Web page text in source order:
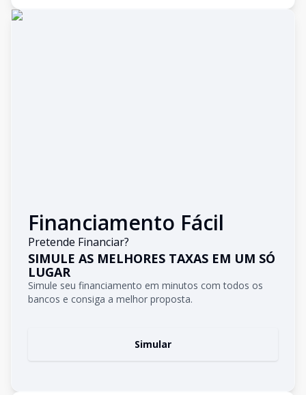
Financiamento Fácil
Pretende Financiar?
SIMULE AS MELHORES TAXAS EM UM SÓ
LUGAR
Simule seu financiamento em minutos com todos os
bancos e consiga a melhor proposta.
Simular